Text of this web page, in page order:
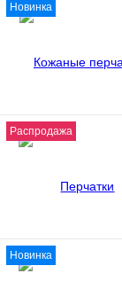
Новинка
Распродажа
Новинка